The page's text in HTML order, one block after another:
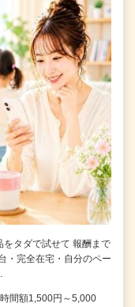
タダで試せて 報酬まで
・完全在宅・自分のペー
間額1,500円～5,000